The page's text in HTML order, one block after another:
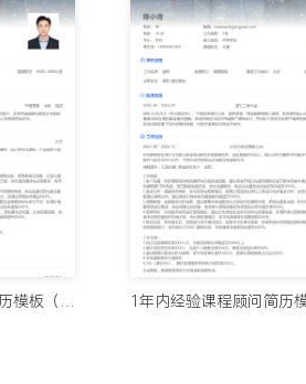
咨询，保障每日咨询渠道顺畅，转化至试
，推动试听预约达成XXX人，预约率较初期
，完成课程签约XXX单，签约周期平均缩短
过程数据，支持团队周度复盘，数据录入错
的工作挑战和涨薪机会。